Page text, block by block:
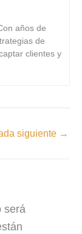
años de
de
clientes y
siguiente →
será